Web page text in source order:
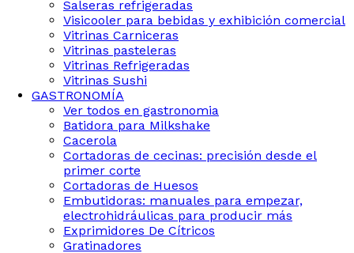
Salseras refrigeradas
Visicooler para bebidas y exhibición comercial
Vitrinas Carniceras
Vitrinas pasteleras
Vitrinas Refrigeradas
Vitrinas Sushi
GASTRONOMÍA
Ver todos en gastronomia
Batidora para Milkshake
Cacerola
Cortadoras de cecinas: precisión desde el
primer corte
Cortadoras de Huesos
Embutidoras: manuales para empezar,
electrohidráulicas para producir más
Exprimidores De Cítricos
Gratinadores